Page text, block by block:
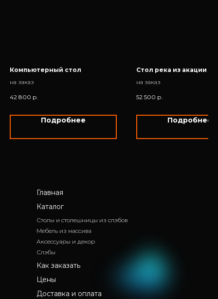
Компьютерный стол
на заказ
42 800 р.
Подробнее
Стол река из акации
на заказ
52 500 р.
Подробнее
Главная
Каталог
Как заказать
Столы и столешницы из слэбов
Мебель из массива
Слэбы
Аксессуары и декор
Доставка и оплата
Цены